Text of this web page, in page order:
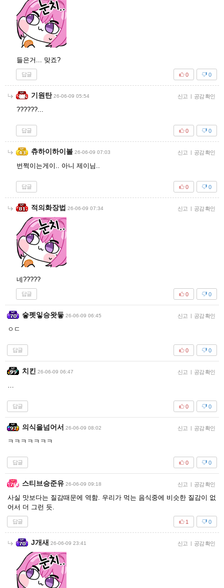
들은거... 맞죠?
답글 0
0
기원탄 26-06-09 05:54 신고 | 공감 확인
??????...
답글 0
0
츄하이하이볼 26-06-09 07:03 신고 | 공감 확인
번쩍이는게이.. 아니 제이님..
답글 0
0
적의화장법 26-06-09 07:34 신고 | 공감 확인
네?????
답글 0
0
슿펫잏승왓듷 26-06-09 06:45 신고 | 공감 확인
ㅇㄷ
답글 0
0
치킨 26-06-09 06:47 신고 | 공감 확인
…
답글 0
0
의식을넘어서 26-06-09 08:02 신고 | 공감 확인
ㅋㅋㅋㅋㅋㅋㅋ
답글 0
0
스티브승준유 26-06-09 09:18 신고 | 공감 확인
사실 맛보다는 질감때문에 역함. 우리가 먹는 음식중에 비슷한 질감이 없
어서 더 그런 듯.
답글 0
1
J개새 26-06-09 23:41 신고 | 공감 확인